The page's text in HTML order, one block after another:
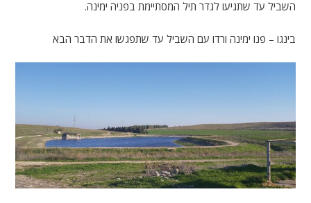
השביל עד שתגיעו לגדר תיל המסתיימת בפניה ימינה.
בינגו – פנו ימינה ורדו עם השביל עד שתפגשו את הדבר הבא